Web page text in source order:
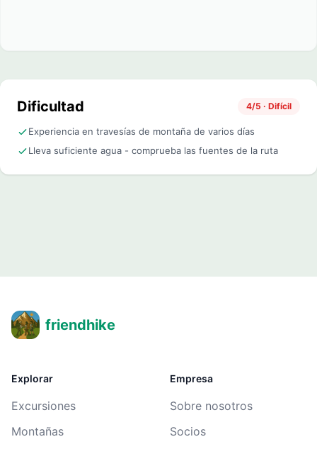
Dificultad 4/5 · Difícil
Experiencia en travesías de montaña de varios días
Lleva suficiente agua - comprueba las fuentes de la ruta
friendhike
Explorar
Excursiones
Montañas
Empresa
Sobre nosotros
Socios